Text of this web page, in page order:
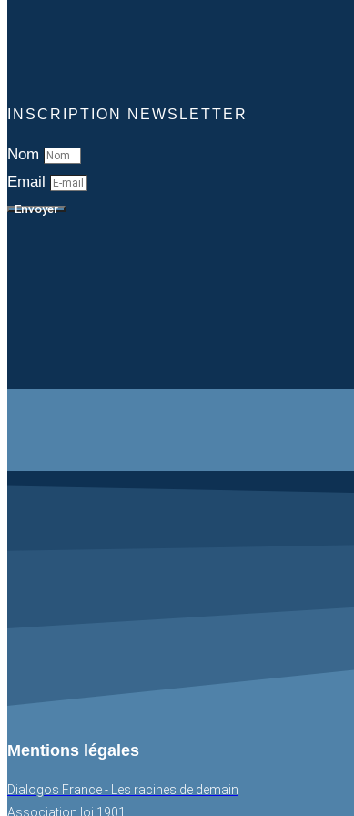
INSCRIPTION NEWSLETTER
Nom
Email
Envoyer
Mentions légales
Dialogos France - Les racines de demain
Association loi 1901